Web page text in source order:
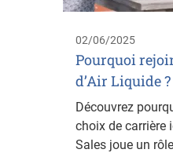
02/06/2025
Pourquoi
d’Air Liquide ?
Découvrez
choix de carrière
Sales joue un